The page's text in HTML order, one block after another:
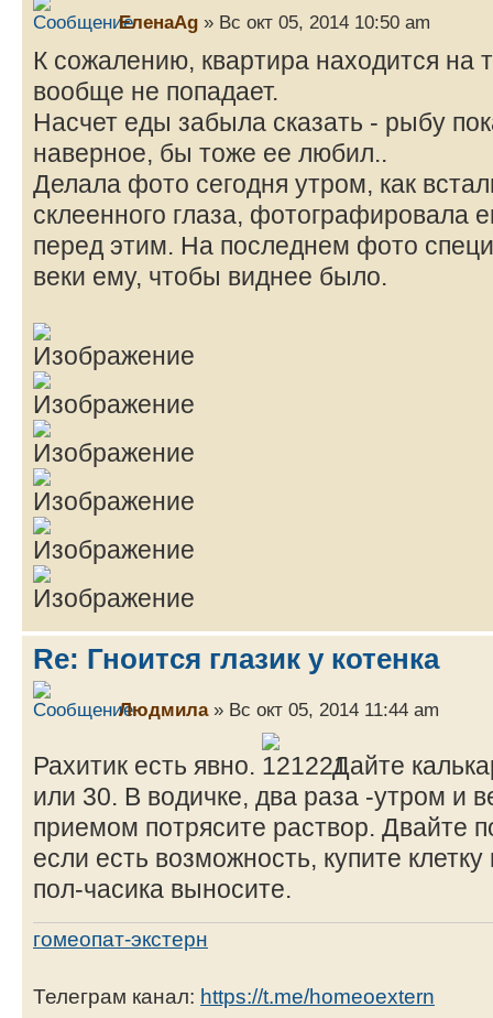
ЕленаAg » Вс окт 05, 2014 10:50 am
К сожалению, квартира находится на
вообще не попадает.
Насчет еды забыла сказать - рыбу
наверное, бы тоже ее любил..
Делала фото сегодня утром, как
склеенного глаза, фотографировала
перед этим. На последнем фото
веки ему, чтобы виднее было.
Re: Гноится глазик у котенка
Людмила» Вс окт 05, 2014 11:44 am
Рахитик есть явно.
Дайте
или 30. В водичке, два раза -утром и
приемом потрясите раствор. Двайте
если есть возможность, купите
пол-часика выносите.
гомеопат-экстерн
Телеграм канал: https://t.me/homeoextern